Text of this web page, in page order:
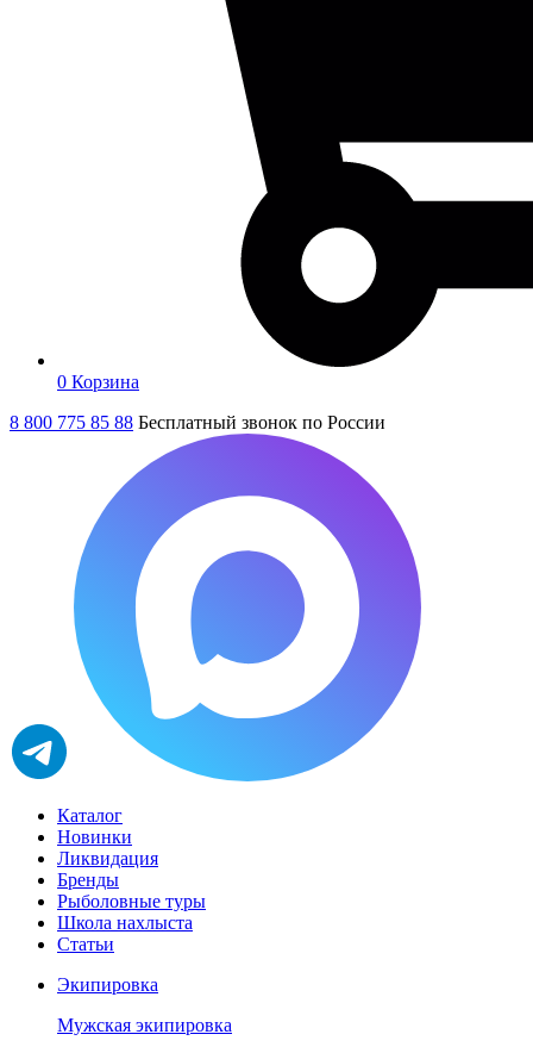
0 Корзина
8 800 775 85 88 Бесплатный звонок по России
Каталог
Новинки
Ликвидация
Бренды
Рыболовные туры
Школа нахлыста
Статьи
Экипировка
Мужская экипировка